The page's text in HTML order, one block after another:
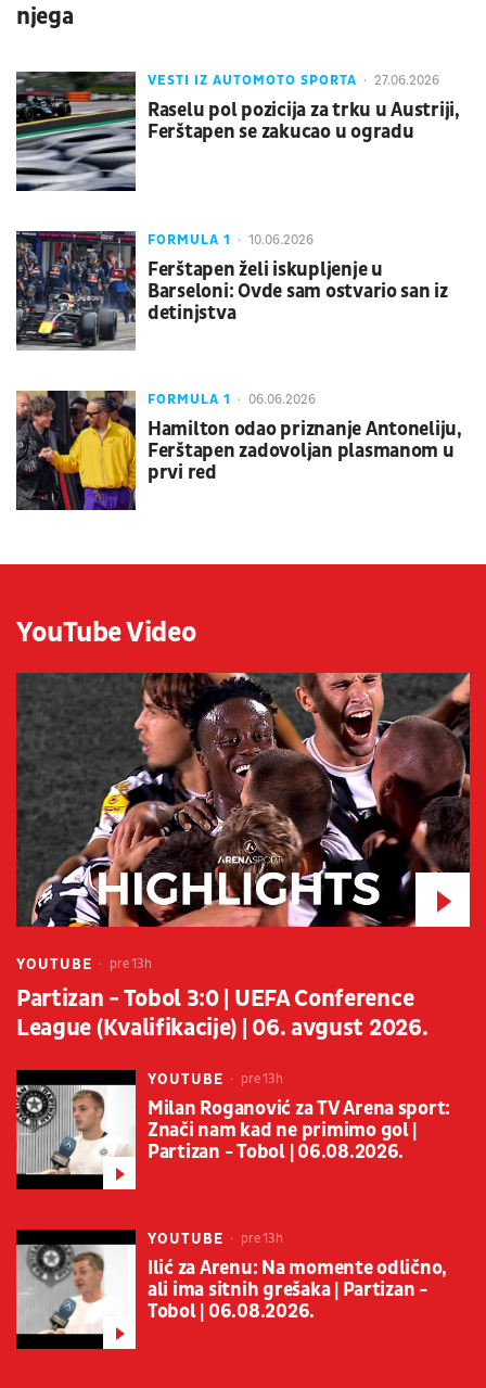
njega
VESTI IZ AUTOMOTO SPORTA 27.06.2026
Raselu pol pozicija za trku u Austriji,
Ferštapen se zakucao u ogradu
FORMULA 1 10.06.2026
Ferštapen želi iskupljenje u
Barseloni: Ovde sam ostvario san iz
detinjstva
FORMULA 1 06.06.2026
Hamilton odao priznanje Antoneliju,
Ferštapen zadovoljan plasmanom u
prvi red
YouTube Video
YOUTUBE pre 13h
Partizan - Tobol 3:0 | UEFA Conference
League (Kvalifikacije) | 06. avgust 2026.
YOUTUBE pre 13h
Milan Roganović za TV Arena sport:
Znači nam kad ne primimo gol |
Partizan - Tobol | 06.08.2026.
YOUTUBE pre 13h
Ilić za Arenu: Na momente odlično,
ali ima sitnih grešaka | Partizan -
Tobol | 06.08.2026.